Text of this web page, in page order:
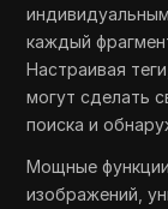
каждый
Настраивая
могут сделать
поиска и
Мощные
изображений,